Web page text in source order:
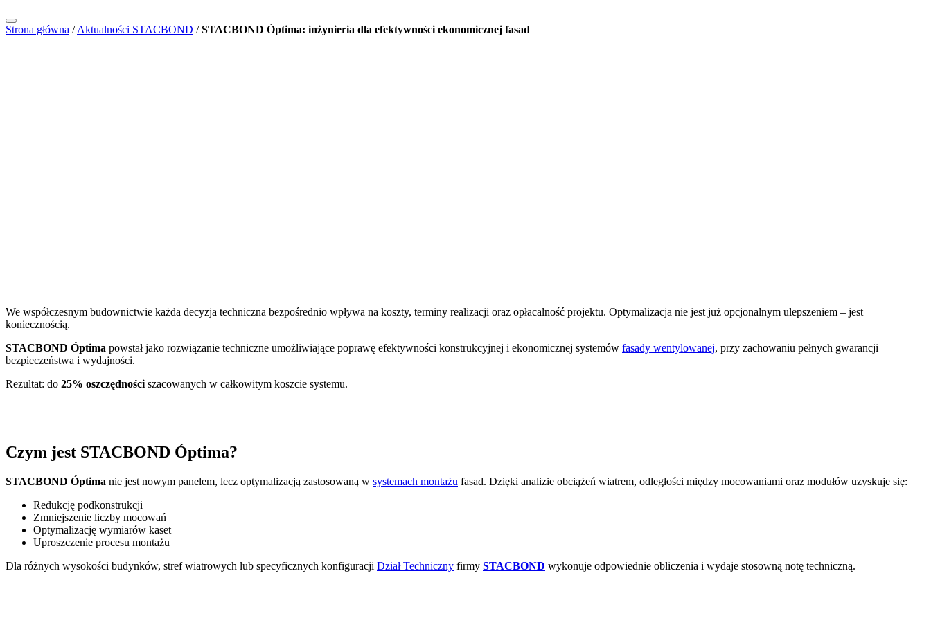
Strona główna /Aktualności STACBOND /STACBOND Óptima: inżynieria dla efektywności ekonomicznej fasad
We współczesnym budownictwie każda decyzja techniczna bezpośrednio wpływa na koszty, terminy realizacji oraz opłacalność projektu. Optymalizacja nie jest już opcjonalnym ulepszeniem – jest
koniecznością.
STACBOND Óptima powstał jako rozwiązanie techniczne umożliwiające poprawę efektywności konstrukcyjnej i ekonomicznej systemów fasady wentylowanej, przy zachowaniu pełnych gwarancji
bezpieczeństwa i wydajności.
Rezultat: do 25% oszczędności szacowanych w całkowitym koszcie systemu.
Czym jest STACBOND Óptima?
STACBOND Óptima nie jest nowym panelem, lecz optymalizacją zastosowaną w systemach montażu fasad. Dzięki analizie obciążeń wiatrem, odległości między mocowaniami oraz modułów uzyskuje się:
Redukcję podkonstrukcji
Zmniejszenie liczby mocowań
Optymalizację wymiarów kaset
Uproszczenie procesu montażu
Dla różnych wysokości budynków, stref wiatrowych lub specyficznych konfiguracji Dział Techniczny firmy STACBOND wykonuje odpowiednie obliczenia i wydaje stosowną notę techniczną.